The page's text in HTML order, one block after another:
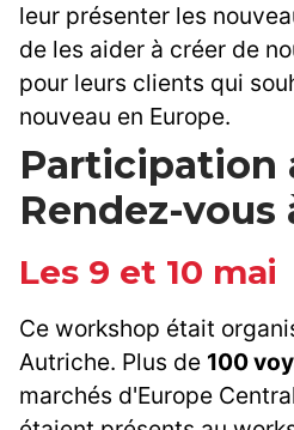
leur présenter les
de les aider à créer de
pour leurs clients qui
nouveau en Europe.
Participation
Rendez-vous
Les 9 et 10 mai
Ce workshop était
Autriche. Plus de 100
marchés d'Europe